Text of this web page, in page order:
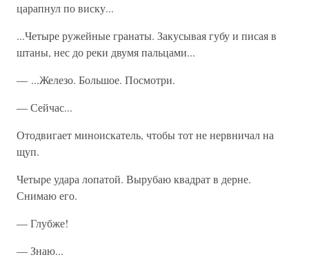
царапнул по виску...
...Четыре ружейные гранаты. Закусывая губу и писая в
штаны, нес до реки двумя пальцами...
— ...Железо. Большое. Посмотри.
— Сейчас...
Отодвигает миноискатель, чтобы тот не нервничал на
щуп.
Четыре удара лопатой. Вырубаю квадрат в дерне.
Снимаю его.
— Глубже!
— Знаю...